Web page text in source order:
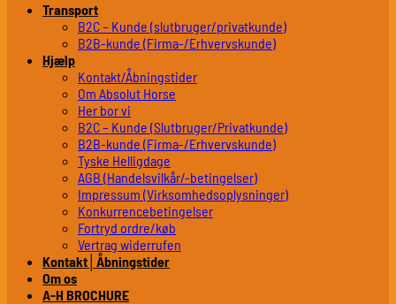
Transport
B2C – Kunde (slutbruger/privatkunde)
B2B-kunde (Firma-/Erhvervskunde)
Hjælp
Kontakt/Åbningstider
Om Absolut Horse
Her bor vi
B2C – Kunde (Slutbruger/Privatkunde)
B2B-kunde (Firma-/Erhvervskunde)
Tyske Helligdage
AGB (Handelsvilkår/-betingelser)
Impressum (Virksomhedsoplysninger)
Konkurrencebetingelser
Fortryd ordre/køb
Vertrag widerrufen
Kontakt│Åbningstider
Om os
A-H BROCHURE